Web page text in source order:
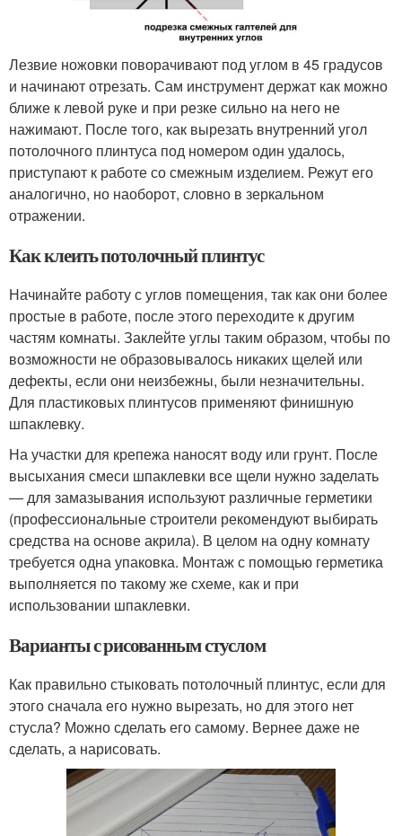
Лезвие ножовки поворачивают под углом в 45 градусов
и начинают отрезать. Сам инструмент держат как можно
ближе к левой руке и при резке сильно на него не
нажимают. После того, как вырезать внутренний угол
потолочного плинтуса под номером один удалось,
приступают к работе со смежным изделием. Режут его
аналогично, но наоборот, словно в зеркальном
отражении.
Как клеить потолочный плинтус
Начинайте работу с углов помещения, так как они более
простые в работе, после этого переходите к другим
частям комнаты. Заклейте углы таким образом, чтобы по
возможности не образовывалось никаких щелей или
дефекты, если они неизбежны, были незначительны.
Для пластиковых плинтусов применяют финишную
шпаклевку.
На участки для крепежа наносят воду или грунт. После
высыхания смеси шпаклевки все щели нужно заделать
— для замазывания используют различные герметики
(профессиональные строители рекомендуют выбирать
средства на основе акрила). В целом на одну комнату
требуется одна упаковка. Монтаж с помощью герметика
выполняется по такому же схеме, как и при
использовании шпаклевки.
Варианты с рисованным стуслом
Как правильно стыковать потолочный плинтус, если для
этого сначала его нужно вырезать, но для этого нет
стусла? Можно сделать его самому. Вернее даже не
сделать, а нарисовать.